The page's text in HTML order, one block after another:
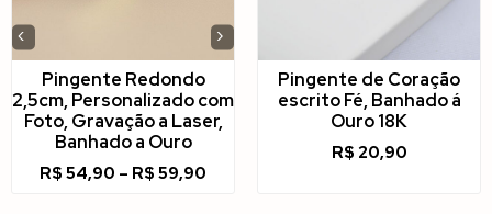
‹
›
Pingente Redondo
2,5cm, Personalizado com
Foto, Gravação a Laser,
Banhado a Ouro
R$ 54,90 – R$ 59,90
Pingente de Coração
escrito Fé, Banhado á
Ouro 18K
R$ 20,90